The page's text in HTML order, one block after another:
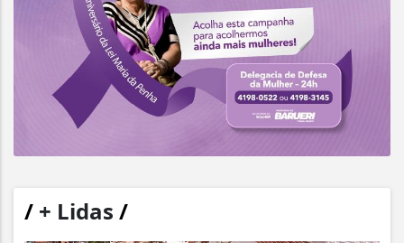
/ + Lidas /